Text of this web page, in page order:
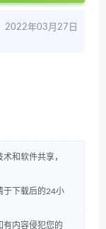
2022年03月27日
和软件共享，
于下载后的24小
有内容侵犯您的